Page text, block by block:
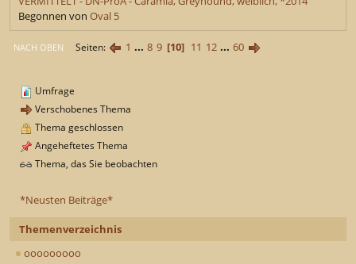
*Neusten Beiträge*
Themenverzeichnis
ooooooooo
Begonnen von Oval 5
NACH OBEN Seiten 1 ... 8 9 10 11 12 ... 60
Umfrage
Verschobenes Thema
Thema geschlossen
Angeheftetes Thema
Thema, das Sie beobachten